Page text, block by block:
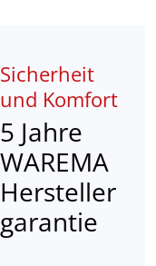
Sicherheit
und Komfort
5 Jahre
WAREMA
Hersteller
garantie